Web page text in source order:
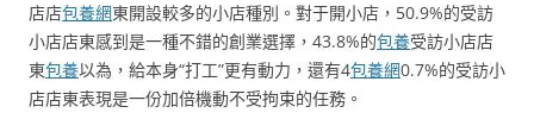
店店包養網東開設較多的小店種別。對于開小店，50.9%的受訪
小店店東感到是一種不錯的創業選擇，43.8%的包養受訪小店店
東包養以為，給本身“打工”更有動力，還有4包養網0.7%的受訪小
店店東表現是一份加倍機動不受拘束的任務。